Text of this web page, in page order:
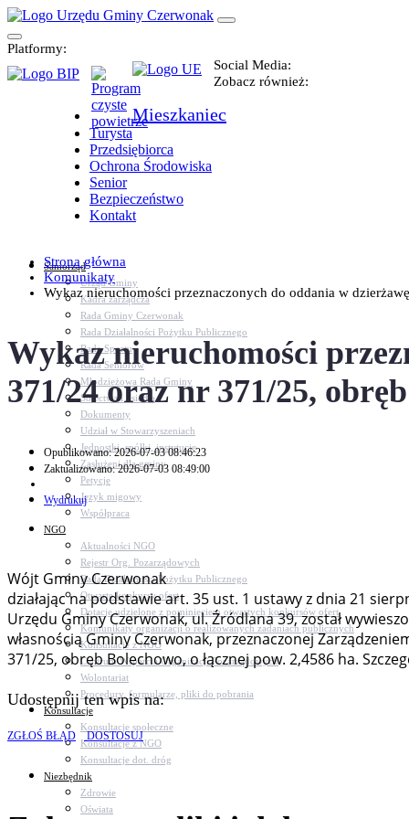
Platformy:
Social Media:
Zobacz również:
Mieszkaniec
Turysta
Przedsiębiorca
Ochrona Środowiska
Senior
Bezpieczeństwo
Kontakt
Samorząd
Urząd Gminy
Kadra zarządcza
Rada Gminy Czerwonak
Rada Działalności Pożytku Publicznego
Rada Sportu
Rada Seniorów
Młodzieżowa Rada Gminy
Sołectwa i osiedla
Dokumenty
Udział w Stowarzyszeniach
Jednostki, spółki, instytucje
Zasłużeni dla gminy
Petycje
Język migowy
Współpraca
NGO
Aktualności NGO
Rejestr Org. Pozarządowych
Rada Działalności Pożytku Publicznego
Otwarte konkursy ofert
Dotacje udzielone z pominięciem otwartych konkursów ofert
Komunikaty organizacji o realizowanych zadaniach publicznych
Konsultacje z NGO
Centrum Wsparcia Organizacji Pozarządowych
Wolontariat
Procedury, formularze, pliki do pobrania
Konsultacje
Konsultacje społeczne
Konsultacje z NGO
Konsultacje dot. dróg
Niezbędnik
Zdrowie
Oświata
Strona główna
Komunikaty
Wykaz nieruchomości przeznaczonych do oddania w
Wykaz nieruchomości
371/24 oraz nr 371/25,
Opublikowano: 2026-07-03 08:46:23
Zaktualizowano: 2026-07-03 08:49:00
Wydrukuj
Wójt Gminy Czerwonak
działając na podstawie art. 35 ust. 1 ustawy z dnia 21
Urzędu Gminy Czerwonak, ul. Źródlana 39, został
własnością Gminy Czerwonak, przeznaczonej
371/25, obręb Bolechowo, o łącznej pow. 2,4586 ha.
Udostępnij ten wpis na:
ZGŁOŚ BŁĄD DOSTOSUJ